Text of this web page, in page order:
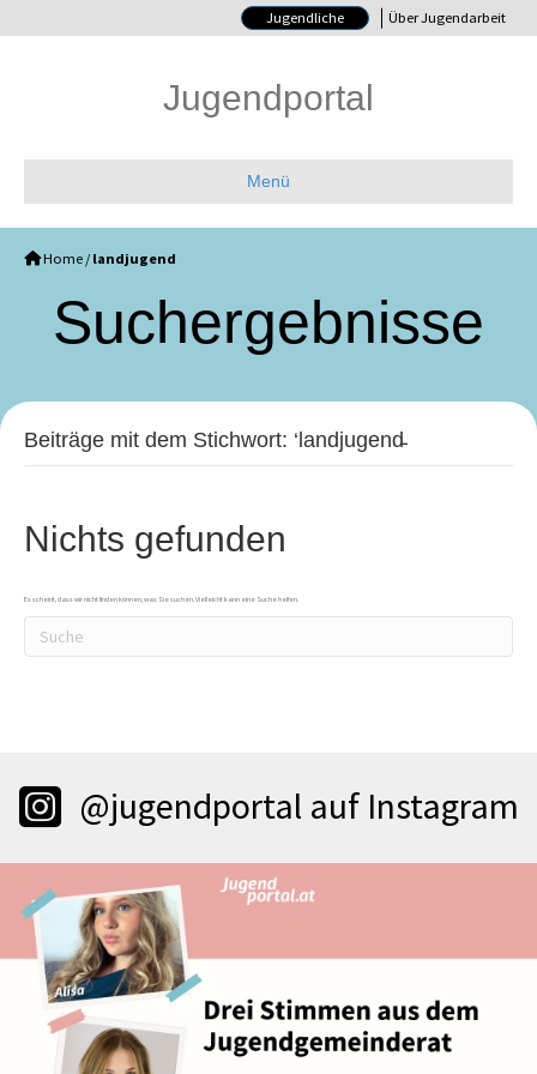
Jugendliche Über Jugendarbeit
Jugendportal
Menü
Home / landjugend
Such­ergebnisse
Beiträge mit dem Stichwort: ‘landjugend̵
Nichts gefunden
Es scheint, dass wir nicht finden können, was Sie suchen. Vielleicht kann eine Suche helfen.
@jugendportal auf Instagram